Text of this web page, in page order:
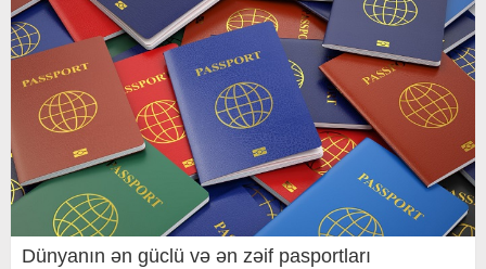
Dünyanın ən güclü və ən zəif pasportları